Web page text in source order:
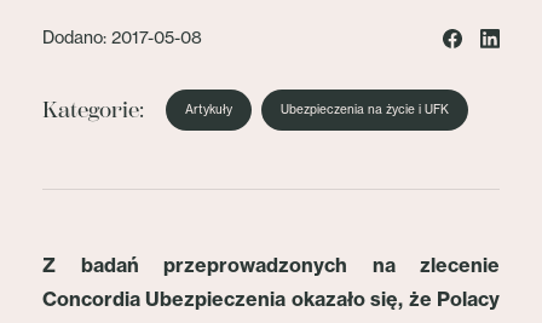
Dodano: 2017-05-08
Kategorie: Artykuły Ubezpieczenia na życie i UFK
Z badań przeprowadzonych na zlecenie
Concordia Ubezpieczenia okazało się, że Polacy